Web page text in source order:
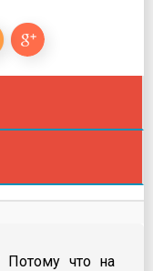
Потому что на